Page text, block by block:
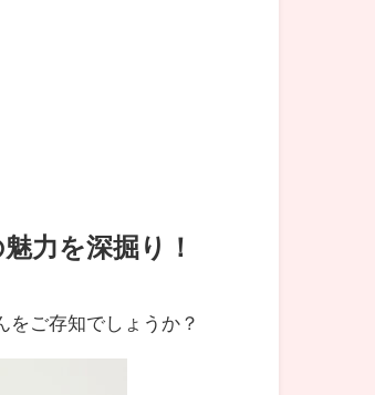
力を深掘り！
をご存知でしょうか？